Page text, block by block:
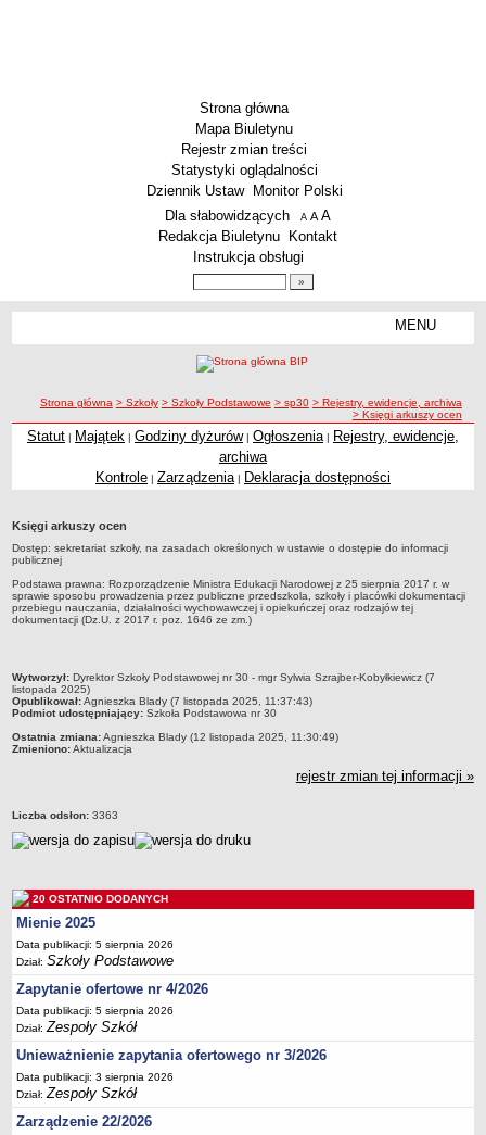
Strona główna
Mapa Biuletynu
Rejestr zmian treści
Statystyki oglądalności
Dziennik Ustaw
Monitor Polski
Menu dodatkowe
Dla słabowidzących A pomniejsz czcionkę
A standardowy rozmiar czcionki
A
Redakcja Biuletynu
Kontakt
Instrukcja obsługi
MENU
Licea
Zespoły Szkół
Techniczne Zakłady Naukowe
PRZEDSZKOLA
ARCHIWUM SZKÓŁ I PLACÓWEK
Zlikwidowane gimnazja
Przekształcone szkoły i placówki
Wielofunkcyjna Placówka
Specjalny Ośrodek nr 5
BURSA MIEJSKA
Dane podstawowe
Godziny dyżurów
Ogłoszenie
Kontrole
Sprawozdania
Deklaracja dostępności
PORADNIE PSYCHOLOGICZNO-PEDAGOGICZNE
Zespół Poradni
BIURO FINANSÓW OŚWIATY
Dane podstawowe
Statut
ścieżka nawigacji
Strona główna > Szkoły > Szkoły Podstawowe > sp30 > Rejestry, ewidencje, archiwa
> Księgi arkuszy ocen
Statut | Majątek | Godziny dyżurów| Ogłoszenia | Rejestry, ewidencje,
archiwa
Kontrole | Zarządzenia | Deklaracja dostępności
Księgi arkuszy ocen
Dostęp: sekretariat szkoły, na zasadach określonych w ustawie o dostępie do informacji
publicznej
Podstawa prawna: Rozporządzenie Ministra Edukacji Narodowej z 25 sierpnia 2017 r. w
sprawie sposobu prowadzenia przez publiczne przedszkola, szkoły i placówki dokumentacji
przebiegu nauczania, działalności wychowawczej i opiekuńczej oraz rodzajów tej
dokumentacji (Dz.U. z 2017 r. poz. 1646 ze zm.)
metryczka
Wytworzył: Dyrektor Szkoły Podstawowej nr 30 - mgr Sylwia Szrajber-Kobyłkiewicz (7
listopada 2025)
Opublikował:Agnieszka Blady (7 listopada 2025, 11:37:43)
Podmiot udostępniający: Szkoła Podstawowa nr 30
Ostatnia zmiana:Agnieszka Blady (12 listopada 2025, 11:30:49)
Zmieniono:Aktualizacja
rejestr zmian tej informacji »
Liczba odsłon: 3363
20 OSTATNIO DODANYCH
Mienie 2025
Data publikacji: 5 sierpnia 2026
Dział:Szkoły Podstawowe
Zapytanie ofertowe nr 4/2026
Data publikacji: 5 sierpnia 2026
Dział:Zespoły Szkół
Unieważnienie zapytania ofertowego nr 3/2026
Data publikacji: 3 sierpnia 2026
Dział:Zespoły Szkół
Zarządzenie 22/2026